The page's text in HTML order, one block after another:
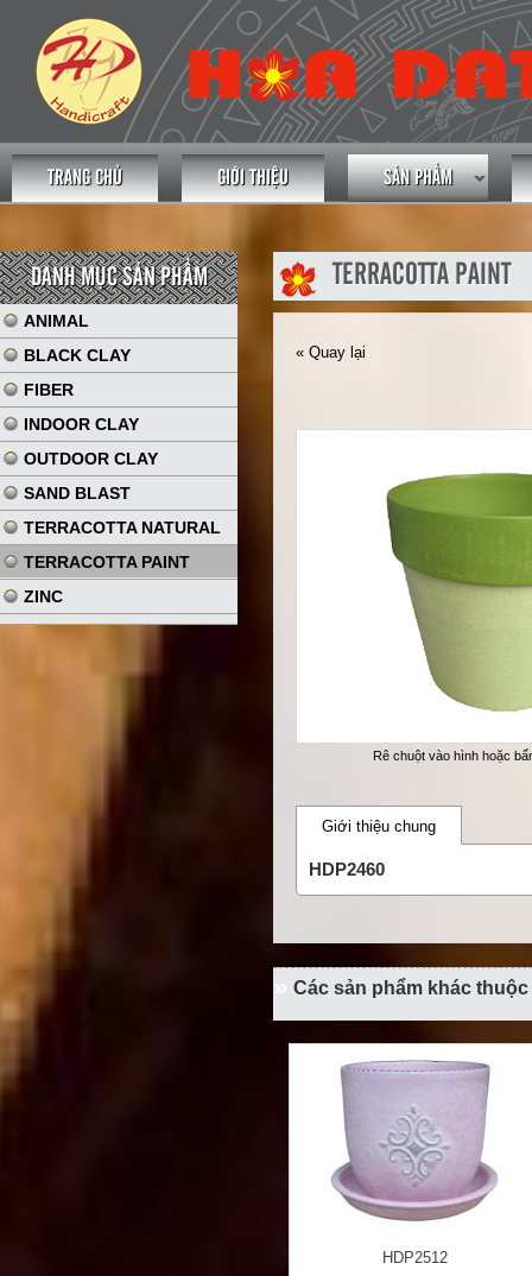
TRANG CHỦ GIỚI THIỆU SẢN PHẨM
DANH MỤC SẢN PHẨM
ANIMAL
BLACK CLAY
FIBER
INDOOR CLAY
OUTDOOR CLAY
SAND BLAST
TERRACOTTA NATURAL
TERRACOTTA PAINT
ZINC
TERRACOTTA PAINT
« Quay lại
Rê chuột vào hình hoặc
Giới thiệu chung
HDP2460
Các sản phẩm khác
HDP2512